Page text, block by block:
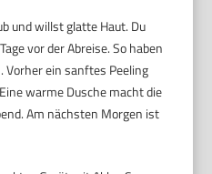
und willst glatte Haut. Du
vor der Abreise. So haben
Vorher ein sanftes Peeling
warme Dusche macht die
Am nächsten Morgen ist